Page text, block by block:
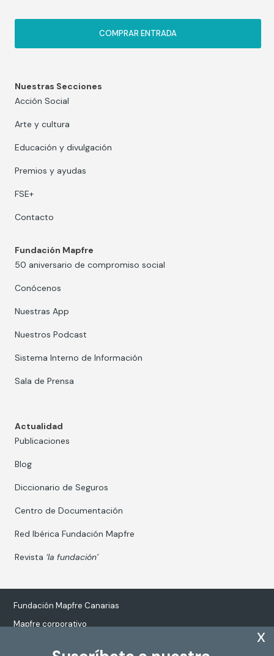
x
COMPRAR ENTRADA
Nuestras Secciones
Acción Social
Arte y cultura
Educación y divulgación
Premios y ayudas
FSE+
Contacto
Fundación Mapfre
50 aniversario de compromiso social
Conócenos
Nuestras App
Nuestros Podcast
Sistema Interno de Información
Sala de Prensa
Actualidad
Publicaciones
Blog
Diccionario de Seguros
Centro de Documentación
Red Ibérica Fundación Mapfre
Revista ‘la fundación’
Fundación Mapfre Canarias
Mapfre corporativo